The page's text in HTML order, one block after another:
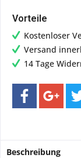
Vorteile
Kostenloser
Versand
14 Tage
Beschreibung